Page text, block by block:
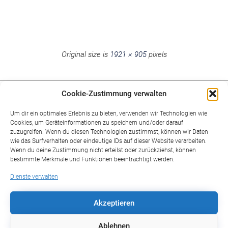
Cookie-Zustimmung verwalten
Um dir ein optimales Erlebnis zu bieten, verwenden wir Technologien wie
Cookies, um Geräteinformationen zu speichern und/oder darauf
zuzugreifen. Wenn du diesen Technologien zustimmst, können wir Daten
wie das Surfverhalten oder eindeutige IDs auf dieser Website verarbeiten.
Wenn du deine Zustimmung nicht erteilst oder zurückziehst, können
bestimmte Merkmale und Funktionen beeinträchtigt werden.
Dienste verwalten
Akzeptieren
Ablehnen
Original size is 1921 × 905pixels
Wir helfen Ihnen auf dem Weg zur zügigen
Umsetzung der DS-GVO.
© 2017 – 2025 Safe Data Consulting